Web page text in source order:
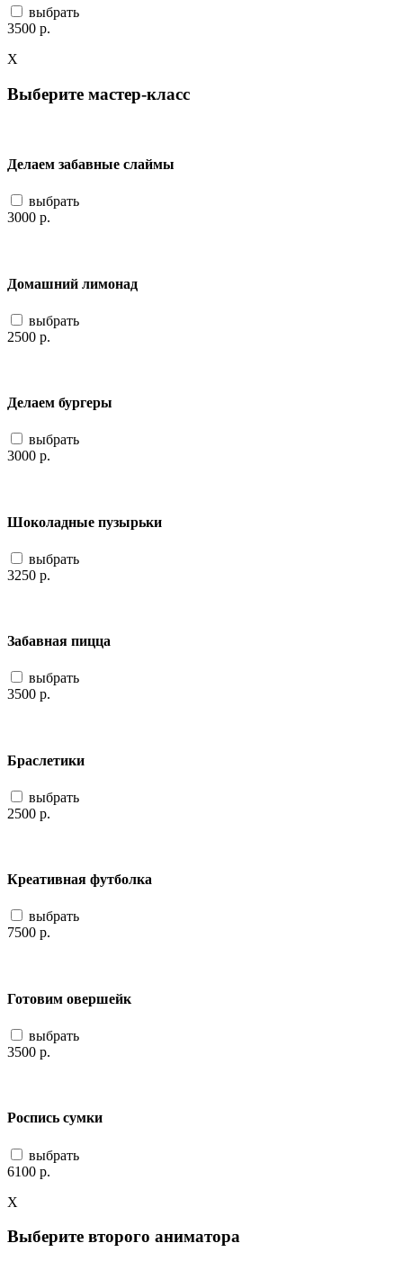
выбрать
3500 р.
X
Выберите мастер-класс
Делаем забавные слаймы
выбрать
3000 р.
Домашний лимонад
выбрать
2500 р.
Делаем бургеры
выбрать
3000 р.
Шоколадные пузырьки
выбрать
3250 р.
Забавная пицца
выбрать
3500 р.
Браслетики
выбрать
2500 р.
Креативная футболка
выбрать
7500 р.
Готовим овершейк
выбрать
3500 р.
Роспись сумки
выбрать
6100 р.
X
Выберите второго аниматора